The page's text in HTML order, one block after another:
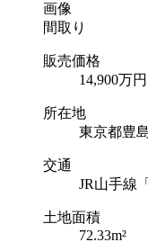
画像
間取り
販売価格
14,900万円
所在地
東京都豊
交通
JR山手線
土地面積
72.33m²